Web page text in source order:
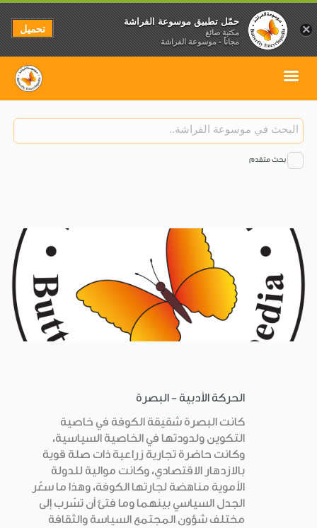
بحث متقدم
الحركة الأدبية - البصرة
كانت البصرة شقيقة الكوفة في خاصية
التكوين ولدودتها في الخاصية السياسية،
وكانت حاضرة تجارية زراعية ذات صلة قوية
بالازدهار الاقتصادي، وكانت موالية للدولة
الأموية مناهضة لجارتها الكوفة، وهذا ما سعّر
الجدل السياسي بينهما وما فتئ أن تسّرب إلى
مختلف شؤون المجتمع السياسة والثقافة
×
حمّل تطبيق موسوعة الفراشة
مكتبة صائغ
مجاناً - موسوعة الفراشة
تحميل